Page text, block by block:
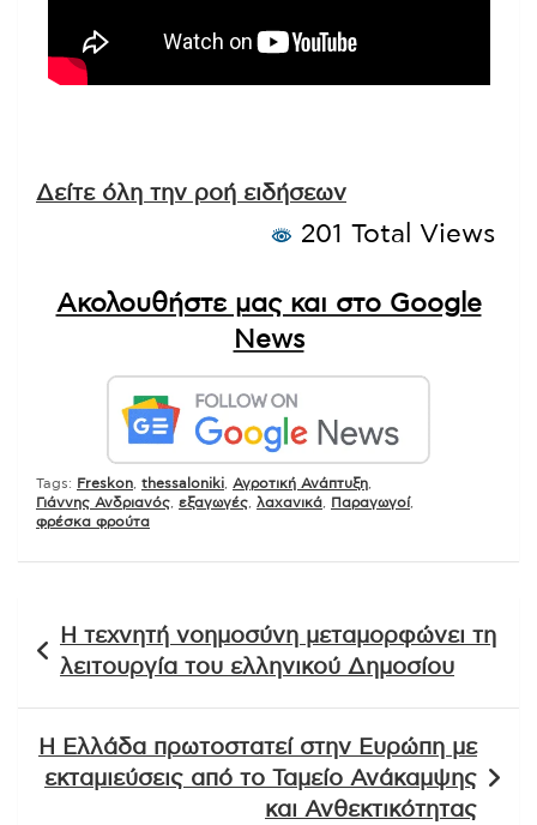
Δείτε όλη την ροή ειδήσεων
201 Total Views
Ακολουθήστε μας και στο Google
News
Tags: Freskon thessaloniki Αγροτική Ανάπτυξη
Γιάννης Ανδριανός εξαγωγές λαχανικά Παραγωγοί,
φρέσκα φρούτα
άρθρων
Η τεχνητή νοημοσύνη μεταμορφώνει τη
λειτουργία του ελληνικού Δημοσίου
Η Ελλάδα πρωτοστατεί στην Ευρώπη με
εκταμιεύσεις από το Ταμείο Ανάκαμψης
και Ανθεκτικότητας